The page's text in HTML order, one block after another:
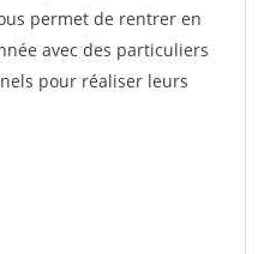
permet de rentrer en
avec des particuliers
pour réaliser leurs